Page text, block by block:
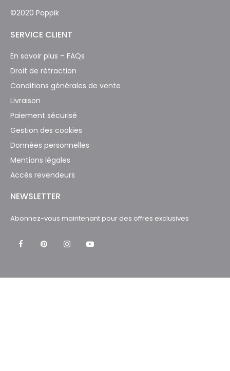
©2020 Poppik
SERVICE CLIENT
En savoir plus – FAQs
Droit de rétraction
Conditions générales de vente
Livraison
Paiement sécurisé
Gestion des cookies
Données personnelles
Mentions légales
Accès revendeurs
NEWSLETTER
Abonnez-vous maintenant pour des offres exclusives